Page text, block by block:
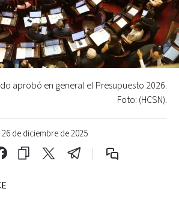
26 de diciembre de 2025
aprobó en general el Presupuesto 2026.
Foto: (HCSN).